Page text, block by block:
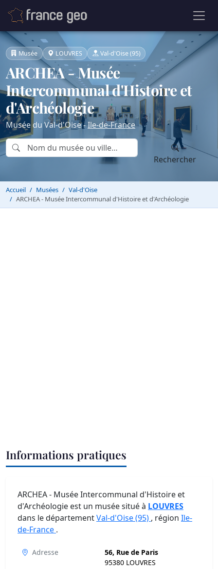
Musée LOUVRES Val-d'Oise (95)
ARCHEA - Musée
Intercommunal d'Histoire et
d'Archéologie
Musée du Val-d'Oise -Ile-de-France
Rechercher
Accueil Musées
Val-d'Oise
ARCHEA - Musée Intercommunal d'Histoire et d'Archéologie
Informations pratiques
ARCHEA - Musée Intercommunal d'Histoire et
d'Archéologie est un musée situé à LOUVRES
dans le départementVal-d'Oise (95) , région Ile-
de-France .
Adresse
56, Rue de Paris
95380 LOUVRES